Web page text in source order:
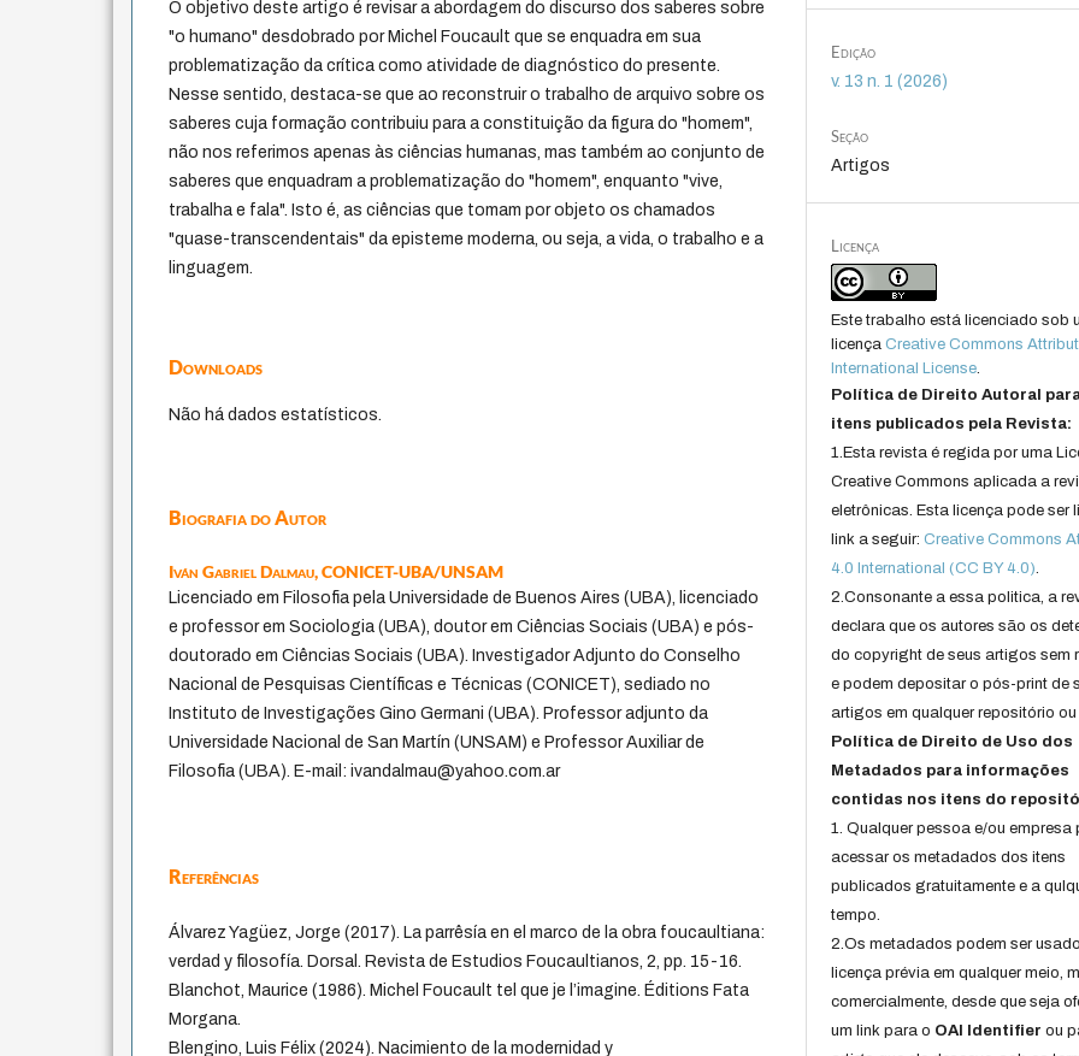
O objetivo deste artigo é revisar a abordagem do discurso dos saberes sobre
"o humano" desdobrado por Michel Foucault que se enquadra em sua
problematização da crítica como atividade de diagnóstico do presente.
Nesse sentido, destaca-se que ao reconstruir o trabalho de arquivo sobre os
saberes cuja formação contribuiu para a constituição da figura do "homem",
não nos referimos apenas às ciências humanas, mas também ao conjunto de
saberes que enquadram a problematização do "homem", enquanto "vive,
trabalha e fala". Isto é, as ciências que tomam por objeto os chamados
"quase-transcendentais" da episteme moderna, ou seja, a vida, o trabalho e a
linguagem.
Downloads
Não há dados estatísticos.
Biografia do Autor
Iván Gabriel Dalmau,CONICET-UBA/UNSAM
Licenciado em Filosofia pela Universidade de Buenos Aires (UBA), licenciado
e professor em Sociologia (UBA), doutor em Ciências Sociais (UBA) e pós-
doutorado em Ciências Sociais (UBA). Investigador Adjunto do Conselho
Nacional de Pesquisas Científicas e Técnicas (CONICET), sediado no
Instituto de Investigações Gino Germani (UBA). Professor adjunto da
Universidade Nacional de San Martín (UNSAM) e Professor Auxiliar de
Filosofia (UBA). E-mail: ivandalmau@yahoo.com.ar
Referências
Álvarez Yagüez, Jorge (2017). La parrêsía en el marco de la obra foucaultiana:
verdad y filosofía. Dorsal. Revista de Estudios Foucaultianos, 2, pp. 15-16.
Blanchot, Maurice (1986). Michel Foucault tel que je l’imagine. Éditions Fata
Morgana.
Blengino, Luis Félix (2024). Nacimiento de la modernidad y
Edição
v. 13 n. 1 (2026)
Seção
Artigos
Licença
Este trabalho está licenciado sob
licençaCreative Commons
International License.
Política de Direito Autoral
itens publicados pela Revista:
1.Esta revista é regida por uma
Creative Commons aplicada a
eletrônicas. Esta licença pode ser
link a seguir:Creative Commons
4.0 International (CC BY 4.0).
2.Consonante a essa politica, a
declara que os autores são os
do copyright de seus artigos sem
e podem depositar o pós-print de
artigos em qualquer repositório ou
Política de Direito de Uso dos
Metadados para informações
contidas nos itens do
1. Qualquer pessoa e/ou empresa
acessar os metadados dos itens
publicados gratuitamente e a
tempo.
2.Os metadados podem ser
licença prévia em qualquer meio,
comercialmente, desde que seja
um link para o OAI Identifier ou